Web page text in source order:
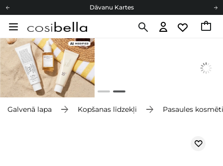
Dāvanu Kartes
Cosibella lojalitātes programma
Dāvanu Kartes
Galvenā lapa Kopšanas līdzekļi Pasaules